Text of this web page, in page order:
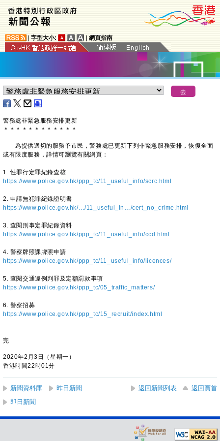
字型大小: 網頁指南
警務處非緊急服務安排更新
＊ ＊ ＊ ＊ ＊ ＊ ＊ ＊ ＊ ＊ ＊ ＊
為提供適切的服務予市民，警務處已更新下列非緊急服務安排，恢復全面
或有限度服務，詳情可瀏覽有關網頁：
1. 性罪行定罪紀錄查核
https://www.police.gov.hk/ppp_tc/11_useful_info/scrc.html
2. 申請無犯罪紀錄證明書
https://www.police.gov.hk/…/11_useful_in…/cert_no_crime.html
3. 查閱刑事定罪紀錄資料
https://www.police.gov.hk/ppp_tc/11_useful_info/ccd.html
4. 警察牌照課牌照申請
https://www.police.gov.hk/ppp_tc/11_useful_info/licences/
5. 查閱交通違例判罪及定額罰款事項
https://www.police.gov.hk/ppp_tc/05_traffic_matters/
6. 警察招募
https://www.police.gov.hk/ppp_tc/15_recruit/index.html
完
2020年2月3日（星期一）
香港時間22時01分
新聞資料庫 昨日新聞 返回新聞列表
返回頁首
即日新聞